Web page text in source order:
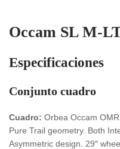
Occam SL M-
Especificaciones
Conjunto cuadro
Cuadro: Orbea Occam
Pure Trail geometry. Both
Asymmetric design. 29″